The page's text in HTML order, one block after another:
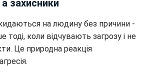
захисники
на людину без причини -
коли відчувають загрозу і не
Це природна реакція